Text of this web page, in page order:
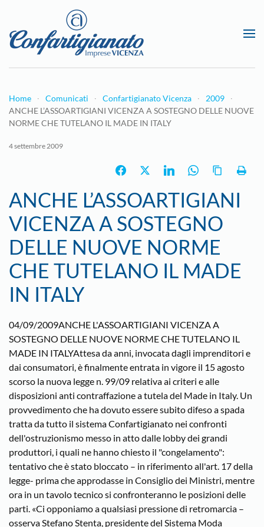
Passa al contenuto principale
Home Comunicati Confartigianato Vicenza
2009
ANCHE L’ASSOARTIGIANI VICENZA A SOSTEGNO DELLE NUOVE
NORME CHE TUTELANO IL MADE IN ITALY
4 settembre 2009
ANCHE L’ASSOARTIGIANI
VICENZA A SOSTEGNO
DELLE NUOVE NORME
CHE TUTELANO IL MADE
IN ITALY
04/09/2009ANCHE L'ASSOARTIGIANI VICENZA A
SOSTEGNO DELLE NUOVE NORME CHE TUTELANO IL
MADE IN ITALYAttesa da anni, invocata dagli imprenditori e
dai consumatori, è finalmente entrata in vigore il 15 agosto
scorso la nuova legge n. 99/09 relativa ai criteri e alle
disposizioni anti contraffazione a tutela del Made in Italy. Un
provvedimento che ha dovuto essere subito difeso a spada
tratta da tutto il sistema Confartigianato nei confronti
dell'ostruzionismo messo in atto dalle lobby dei grandi
produttori, i quali ne hanno chiesto il "congelamento":
tentativo che è stato bloccato – in riferimento all'art. 17 della
legge- prima che approdasse in Consiglio dei Ministri, mentre
ora in un tavolo tecnico si confronteranno le posizioni delle
parti. «Ci opponiamo a qualsiasi pressione di retromarcia –
osserva Stefano Stenta, presidente del Sistema Moda